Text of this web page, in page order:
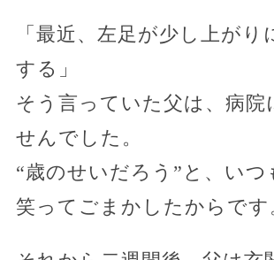
「最近、左足が少し上がり
する」
そう言っていた父は、病院
せんでした。
“歳のせいだろう”と、いつ
笑ってごまかしたからです